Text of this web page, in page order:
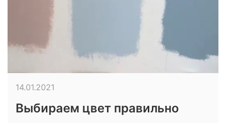
Выбираем цвет правильно
14.01.2021